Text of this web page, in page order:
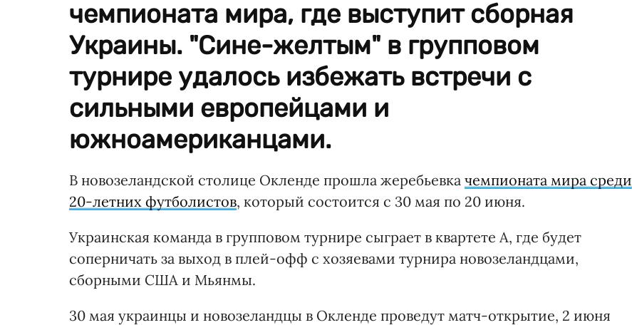
чемпионата мира, где выступит сборная
Украины. "Сине-желтым" в групповом
турнире удалось избежать встречи с
сильными европейцами и
южноамериканцами.
В новозеландской столице Окленде прошла жеребьевка чемпионата мира среди
20-летних футболистов, который состоится с 30 мая по 20 июня.
Украинская команда в групповом турнире сыграет в квартете А, где будет
соперничать за выход в плей-офф с хозяевами турнира новозеландцами,
сборными США и Мьянмы.
30 мая украинцы и новозеландцы в Окленде проведут матч-открытие, 2 июня